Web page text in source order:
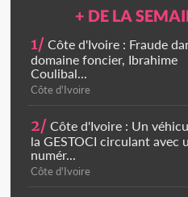
+ DE LA
1/ Côte d'Ivoire : Fraude
domaine foncier, Ibrahime
Coulibal...
Côte d'Ivoire
2/ Côte d'Ivoire : Un
la GESTOCI circulant avec
numér...
Côte d'Ivoire